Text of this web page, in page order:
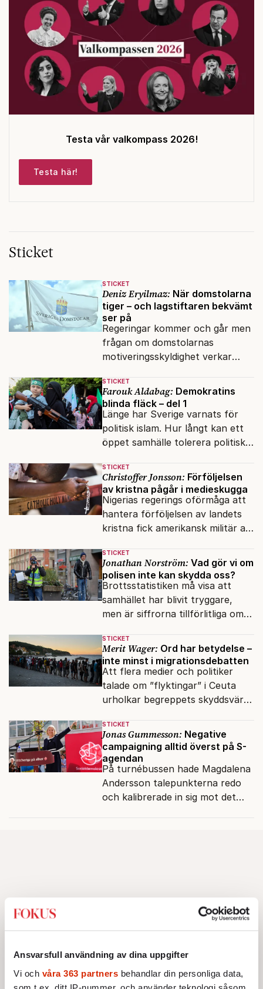
Ansvarsfull användning av dina uppgifter
Vi och våra 363 partners behandlar din personliga data,
Testa vår valkompass 2026!
Testa här!
Sticket
STICKET
Deniz Eryilmaz: När domstolarna
tiger – och lagstiftaren bekvämt
ser på
Regeringar kommer och går men
frågan om domstolarnas
motiveringsskyldighet verkar
dagordningen.
STICKET
Farouk Aldabag: Demokratins
blinda fläck – del 1
Länge har Sverige varnats för
politisk islam. Hur långt kan ett
öppet samhälle tolerera politiska
inifrån?
STICKET
Christoffer Jonsson: Förföljelsen
av kristna pågår i medieskugga
Nigerias regerings oförmåga att
hantera förföljelsen av landets
kristna fick amerikansk militär att
milisen.
STICKET
Jonathan Norström: Vad gör vi om
polisen inte kan skydda oss?
Brottsstatistiken må visa att
samhället har blivit tryggare,
men är siffrorna tillförlitliga om
anmäla brott?
STICKET
Merit Wager: Ord har betydelse –
inte minst i migrationsdebatten
Att flera medier och politiker
talade om ”flyktingar” i Ceuta
urholkar begreppets skyddsvärde
och förföljelse.
STICKET
Jonas Gummesson: Negative
campaigning alltid överst på S-
agendan
På turnébussen hade Magdalena
Andersson talepunkterna redo
och kalibrerade in sig mot det